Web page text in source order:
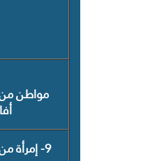
مواطن من
9- إمرأة